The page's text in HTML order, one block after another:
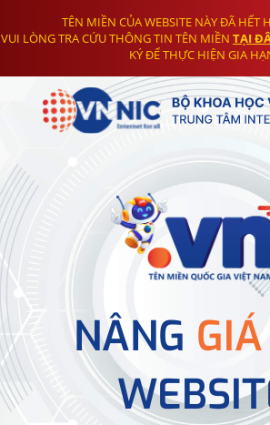
TÊN MIỀN CỦA WEBSITE NÀY ĐÃ HẾT
VUI LÒNG TRA CỨU THÔNG TIN TÊN MIỀN TẠI
KÝ ĐỂ THỰC HIỆN GIA
NÂNG